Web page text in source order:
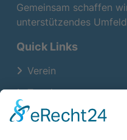
Gemeinsam schaffen
unterstützendes
Quick Links
Verein
Termine
Training